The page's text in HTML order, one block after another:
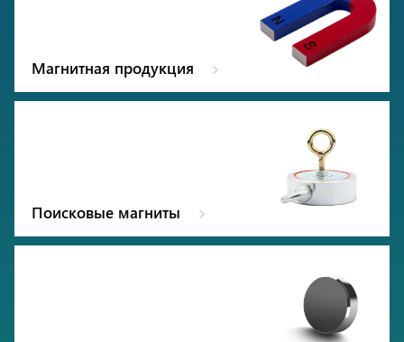
Магнитная продукция
Поисковые магниты